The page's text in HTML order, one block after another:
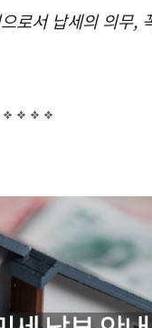
로서 납세의 의무,